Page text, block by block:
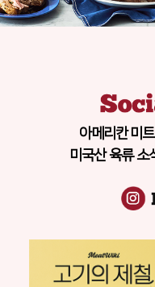
아메리칸 미
미국산 육류 소